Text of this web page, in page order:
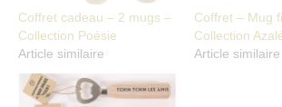
Coffret cadeau – 2 mugs –
Collection Poésie
Article similaire
Coffret – Mug
Collection
Article similaire